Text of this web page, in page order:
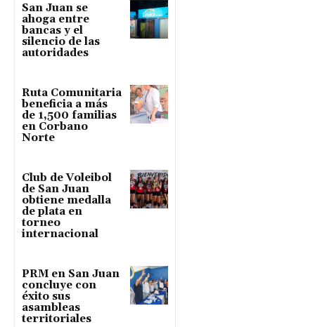
San Juan se
ahoga entre
bancas y el
silencio de las
autoridades
Ruta Comunitaria
beneficia a más
de 1,500 familias
en Corbano
Norte
Club de Voleibol
de San Juan
obtiene medalla
de plata en
torneo
internacional
PRM en San Juan
concluye con
éxito sus
asambleas
territoriales